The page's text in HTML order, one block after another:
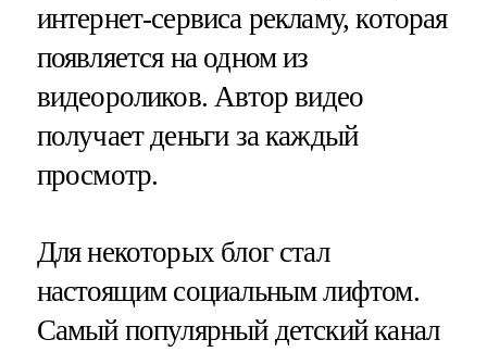
интернет-сервиса рекламу, которая
появляется на одном из
видеороликов. Автор видео
получает деньги за каждый
просмотр.
Для некоторых блог стал
настоящим социальным лифтом.
Самый популярный детский канал